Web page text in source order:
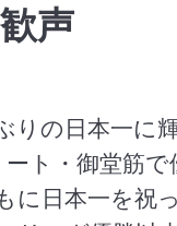
声
りの日本一に
ト・御堂筋
に日本一を祝